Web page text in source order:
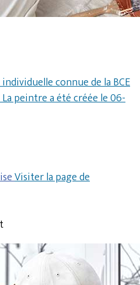
connue de la BCE
peintre a été créée le 06-
Visiter la page de